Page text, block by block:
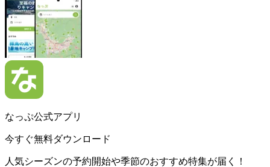
なっぷ公式アプリ
今すぐ無料ダウンロード
人気シーズンの予約開始や季節のおすすめ特集が届く！